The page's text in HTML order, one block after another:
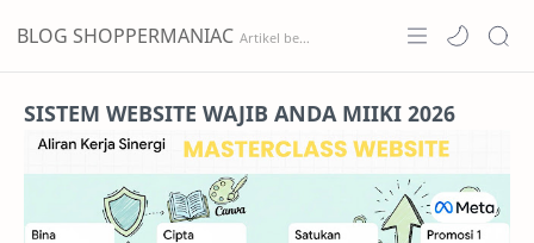
BLOG SHOPPERMANIAC
Projects
Features
SISTEM WEBSITE WAJIB ANDA MIIKI 2026